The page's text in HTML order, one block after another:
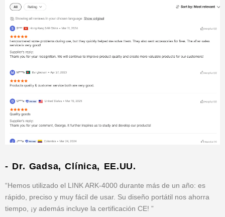
- Dr. Gadsa, Clínica, EE.UU.
“Hemos utilizado el LINK ARK-4000 durante más de un año: es
rápido, preciso y muy fácil de usar. Su diseño portátil nos ahorra
tiempo, ¡y además incluye la certificación CE! ”